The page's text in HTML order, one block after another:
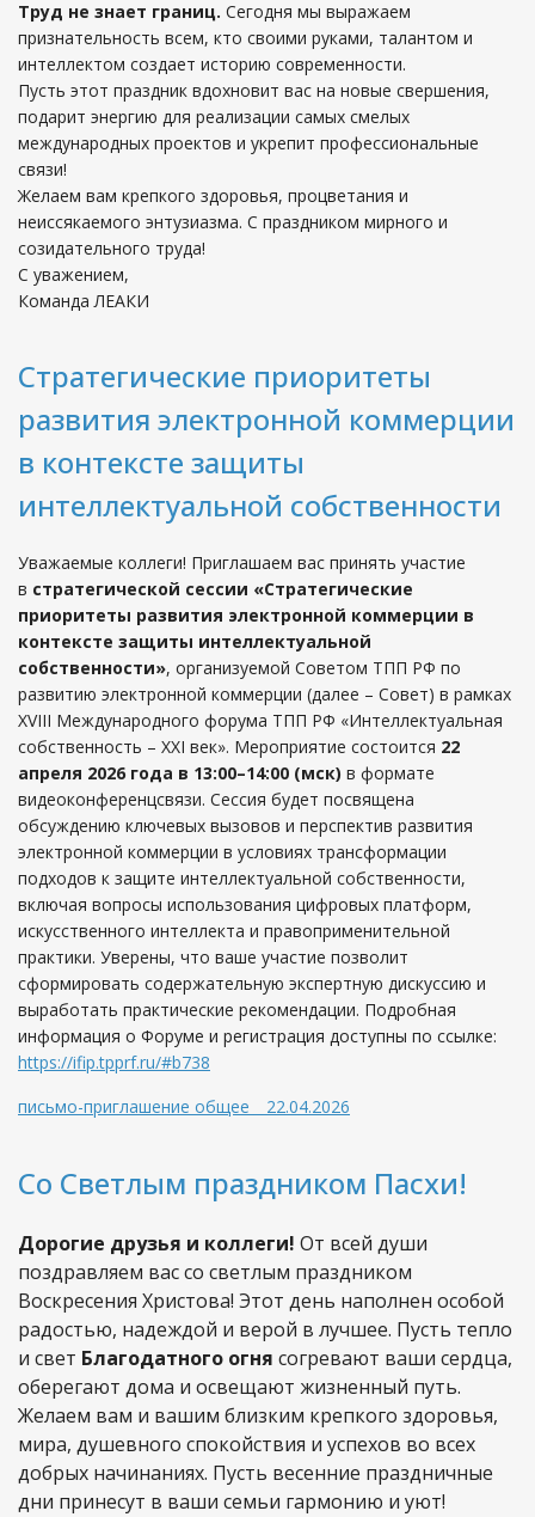
Труд не знает границ. Сегодня мы выражаем
признательность всем, кто своими руками, талантом и
интеллектом создает историю современности.
Пусть этот праздник вдохновит вас на новые свершения,
подарит энергию для реализации самых смелых
международных проектов и укрепит профессиональные
связи!
Желаем вам крепкого здоровья, процветания и
неиссякаемого энтузиазма. С праздником мирного и
созидательного труда!
С уважением,
Команда ЛЕАКИ
Стратегические приоритеты
развития электронной коммерции
в контексте защиты
интеллектуальной собственности
Уважаемые коллеги! Приглашаем вас принять участие
в стратегической сессии «Стратегические
приоритеты развития электронной коммерции в
контексте защиты интеллектуальной
собственности», организуемой Советом ТПП РФ по
развитию электронной коммерции (далее – Совет) в рамках
XVIII Международного форума ТПП РФ «Интеллектуальная
собственность – XXI век». Мероприятие состоится 22
апреля 2026 года в 13:00–14:00 (мск) в формате
видеоконференцсвязи. Сессия будет посвящена
обсуждению ключевых вызовов и перспектив развития
электронной коммерции в условиях трансформации
подходов к защите интеллектуальной собственности,
включая вопросы использования цифровых платформ,
искусственного интеллекта и правоприменительной
практики. Уверены, что ваше участие позволит
сформировать содержательную экспертную дискуссию и
выработать практические рекомендации. Подробная
информация о Форуме и регистрация доступны по ссылке:
https://ifip.tpprf.ru/#b738
письмо-приглашение общее _ 22.04.2026
Со Светлым праздником Пасхи!
Дорогие друзья и коллеги! От всей души
поздравляем вас со светлым праздником
Воскресения Христова! Этот день наполнен особой
радостью, надеждой и верой в лучшее. Пусть тепло
и свет Благодатного огня согревают ваши сердца,
оберегают дома и освещают жизненный путь.
Желаем вам и вашим близким крепкого здоровья,
мира, душевного спокойствия и успехов во всех
добрых начинаниях. Пусть весенние праздничные
дни принесут в ваши семьи гармонию и уют!